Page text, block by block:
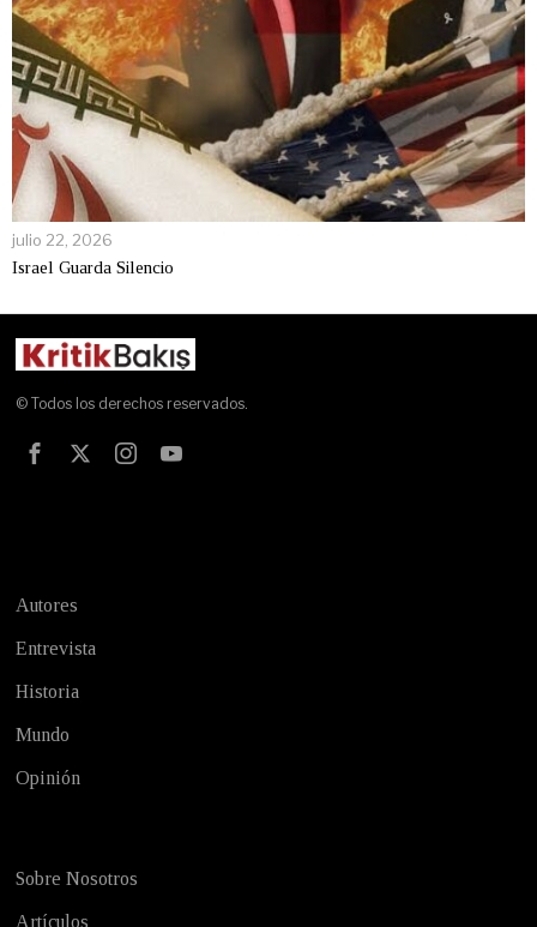
julio 22, 2026
Israel Guarda Silencio
© Todos los derechos reservados.
Autores
Entrevista
Historia
Mundo
Opinión
Sobre Nosotros
Artículos